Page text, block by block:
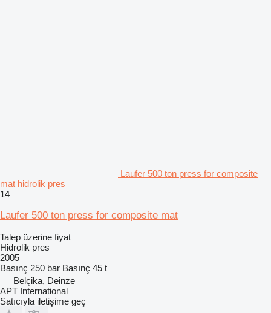
Laufer 500 ton press for composite
mat hidrolik pres
14
Laufer 500 ton press for composite mat
Talep üzerine fiyat
Hidrolik pres
2005
Basınç 250 bar Basınç 45 t
Belçika, Deinze
APT International
Satıcıyla iletişime geç